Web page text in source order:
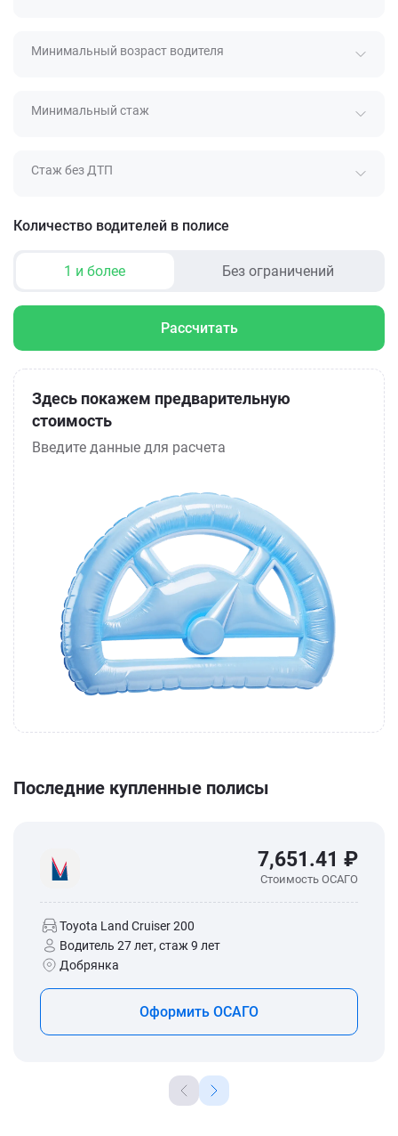
Минимальный возраст водителя
Минимальный стаж
Стаж без ДТП
Количество водителей в полисе
1 и более Без ограничений
Рассчитать
Здесь покажем предварительную
стоимость
Введите данные для расчета
Последние купленные полисы
7,651.41 ₽
Стоимость ОСАГО
Toyota Land Cruiser 200
Водитель 27 лет, стаж 9 лет
Добрянка
Оформить ОСАГО